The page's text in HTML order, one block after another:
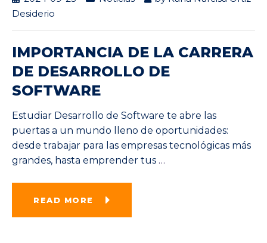
Desiderio
IMPORTANCIA DE LA CARRERA
DE DESARROLLO DE
SOFTWARE
Estudiar Desarrollo de Software te abre las
puertas a un mundo lleno de oportunidades:
desde trabajar para las empresas tecnológicas más
grandes, hasta emprender tus …
READ MORE